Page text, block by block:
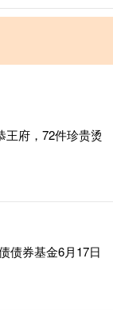
王府，72件珍贵烫
债券基金6月17日